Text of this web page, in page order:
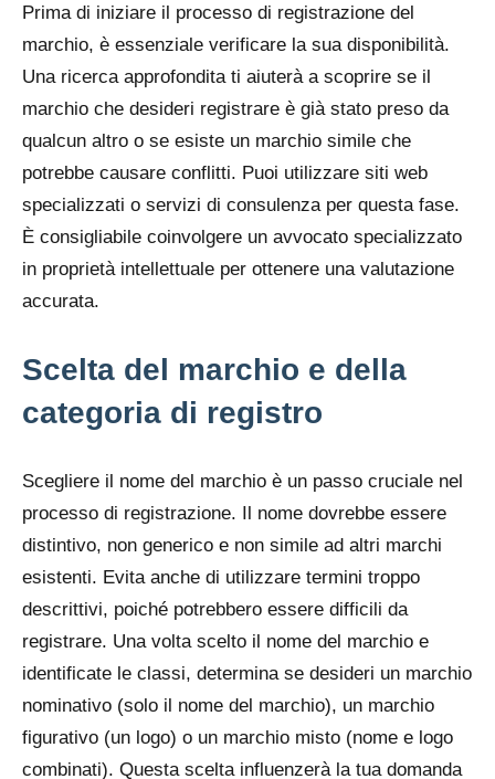
Prima di iniziare il processo di registrazione del
marchio, è essenziale verificare la sua disponibilità.
Una ricerca approfondita ti aiuterà a scoprire se il
marchio che desideri registrare è già stato preso da
qualcun altro o se esiste un marchio simile che
potrebbe causare conflitti. Puoi utilizzare siti web
specializzati o servizi di consulenza per questa fase.
È consigliabile coinvolgere un avvocato specializzato
in proprietà intellettuale per ottenere una valutazione
accurata.
Scelta del marchio e della
categoria di registro
Scegliere il nome del marchio è un passo cruciale nel
processo di registrazione. Il nome dovrebbe essere
distintivo, non generico e non simile ad altri marchi
esistenti. Evita anche di utilizzare termini troppo
descrittivi, poiché potrebbero essere difficili da
registrare. Una volta scelto il nome del marchio e
identificate le classi, determina se desideri un marchio
nominativo (solo il nome del marchio), un marchio
figurativo (un logo) o un marchio misto (nome e logo
combinati). Questa scelta influenzerà la tua domanda